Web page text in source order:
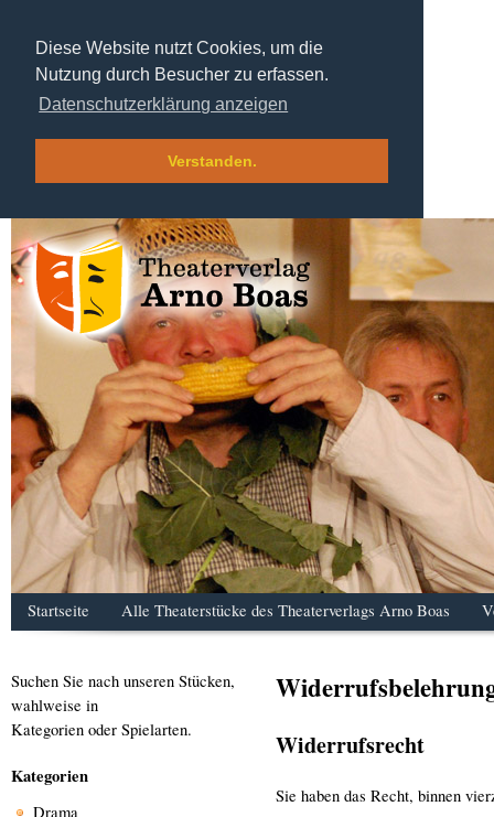
Diese Website nutzt Cookies, um die
Nutzung durch Besucher zu erfassen.
Datenschutzerklärung anzeigen
Verstanden.
Startseite Alle Theaterstücke des Theaterverlags Arno Boas
Suchen Sie nach unseren Stücken,
wahlweise in
Kategorien oder Spielarten.
Kategorien
Drama
Widerrufsrecht
Sie haben das Recht, binnen